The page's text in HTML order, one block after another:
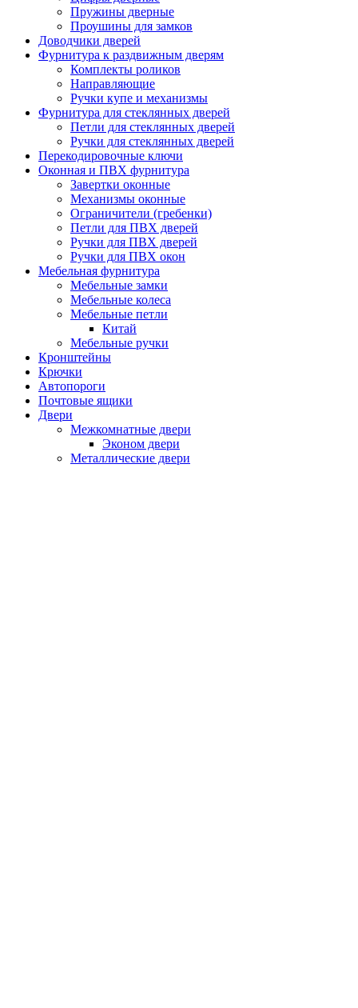
Пружины дверные
Проушины для замков
Доводчики дверей
Фурнитура к раздвижным дверям
Комплекты роликов
Направляющие
Ручки купе и механизмы
Фурнитура для стеклянных дверей
Петли для стеклянных дверей
Ручки для стеклянных дверей
Перекодировочные ключи
Оконная и ПВХ фурнитура
Завертки оконные
Механизмы оконные
Ограничители (гребенки)
Петли для ПВХ дверей
Ручки для ПВХ дверей
Ручки для ПВХ окон
Мебельная фурнитура
Мебельные замки
Мебельные колеса
Мебельные петли
Китай
Мебельные ручки
Кронштейны
Крючки
Автопороги
Почтовые ящики
Двери
Межкомнатные двери
Эконом двери
Металлические двери